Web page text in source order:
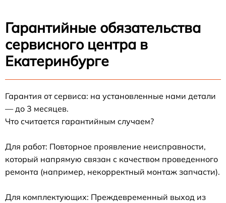
Гарантийные обязательства
сервисного центра в
Екатеринбурге
Гарантия от сервиса: на установленные нами детали
— до 3 месяцев.
Что считается гарантийным случаем?
Для работ: Повторное проявление неисправности,
который напрямую связан с качеством проведенного
ремонта (например, некорректный монтаж запчасти).
Для комплектующих: Преждевременный выход из